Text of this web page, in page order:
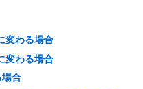
変わる場合
変わる場合
合